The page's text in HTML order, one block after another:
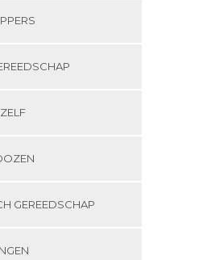
GEREEDSCHAP